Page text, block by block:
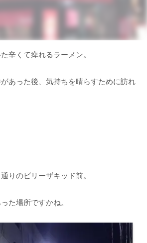
辛くて痺れるラーメン。
あった後、気持ちを晴らすために訪れ
りのビリーザキッド前。
た場所ですかね。